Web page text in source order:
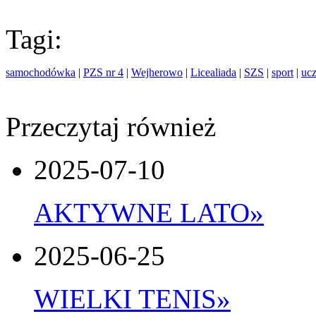
Tagi:
samochodówka | PZS nr 4 | Wejherowo | Licealiada | SZS | sport |
Przeczytaj również
2025-07-10
AKTYWNE LATO»
2025-06-25
WIELKI TENIS»